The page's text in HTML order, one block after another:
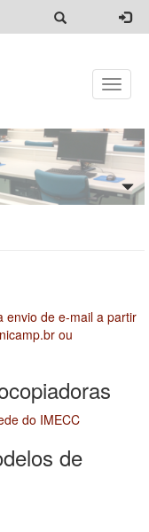
Toggle
envio de e-mail a partir
ou
do IMECC
de